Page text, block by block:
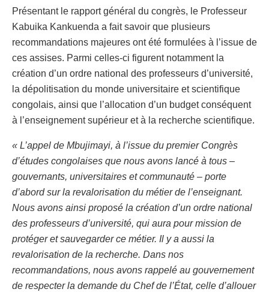
Présentant le rapport général du congrès, le Professeur
Kabuika Kankuenda a fait savoir que plusieurs
recommandations majeures ont été formulées à l’issue de
ces assises. Parmi celles-ci figurent notamment la
création d’un ordre national des professeurs d’université,
la dépolitisation du monde universitaire et scientifique
congolais, ainsi que l’allocation d’un budget conséquent
à l’enseignement supérieur et à la recherche scientifique.
« L’appel de Mbujimayi, à l’issue du premier Congrès
d’études congolaises que nous avons lancé à tous –
gouvernants, universitaires et communauté – porte
d’abord sur la revalorisation du métier de l’enseignant.
Nous avons ainsi proposé la création d’un ordre national
des professeurs d’université, qui aura pour mission de
protéger et sauvegarder ce métier. Il y a aussi la
revalorisation de la recherche. Dans nos
recommandations, nous avons rappelé au gouvernement
de respecter la demande du Chef de l’État, celle d’allouer